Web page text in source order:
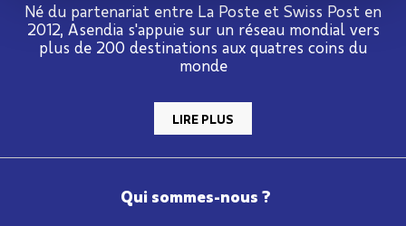
Né du partenariat entre La Poste et Swiss Post en
2012, Asendia s'appuie sur un réseau mondial vers
plus de 200 destinations aux quatres coins du
monde
LIRE PLUS
Qui sommes-nous ?